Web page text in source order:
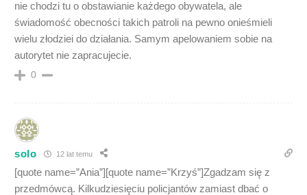
nie chodzi tu o obstawianie każdego obywatela, ale
świadomość obecności takich patroli na pewno onieśmieli
wielu złodziei do działania. Samym apelowaniem sobie na
autorytet nie zapracujecie.
0
solo 12 lat temu
[quote name=”Ania”][quote name=”Krzyś”]Zgadzam się z
przedmówcą. Kilkudziesięciu policjantów zamiast dbać o